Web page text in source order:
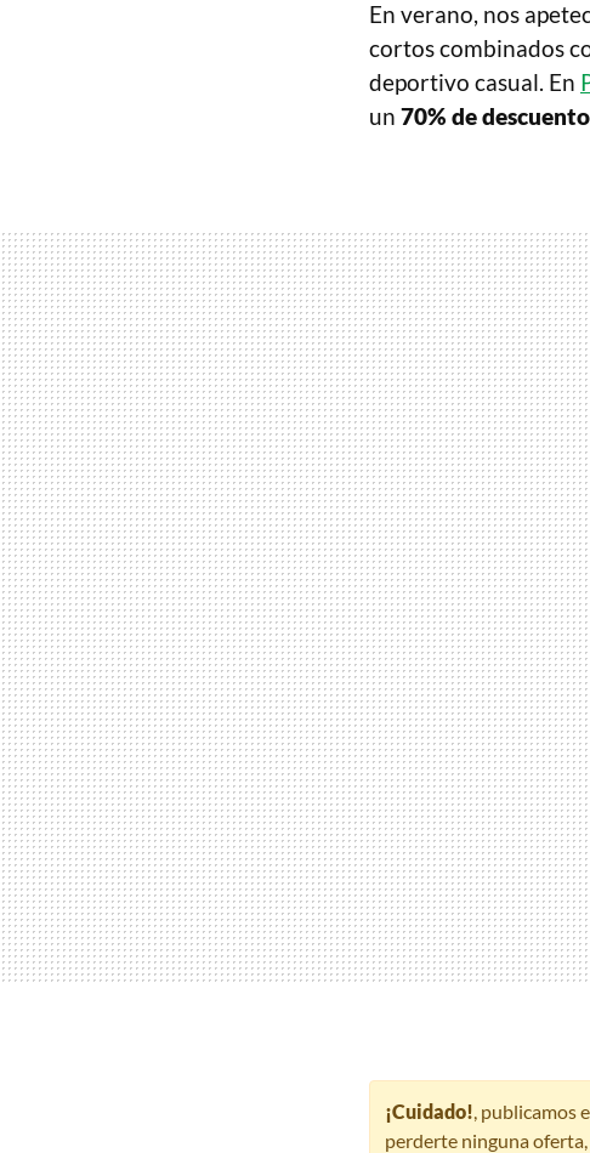
En verano, nos
cortos combinados
deportivo casual. En
un 70% de descuento
¡Cuidado!, publicamos
perderte ninguna oferta,